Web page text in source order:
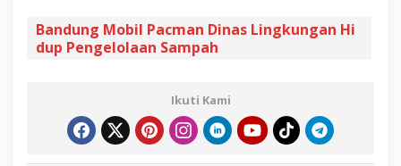
Bandung Mobil Pacman Dinas Lingkungan Hi
dup Pengelolaan Sampah
Ikuti Kami